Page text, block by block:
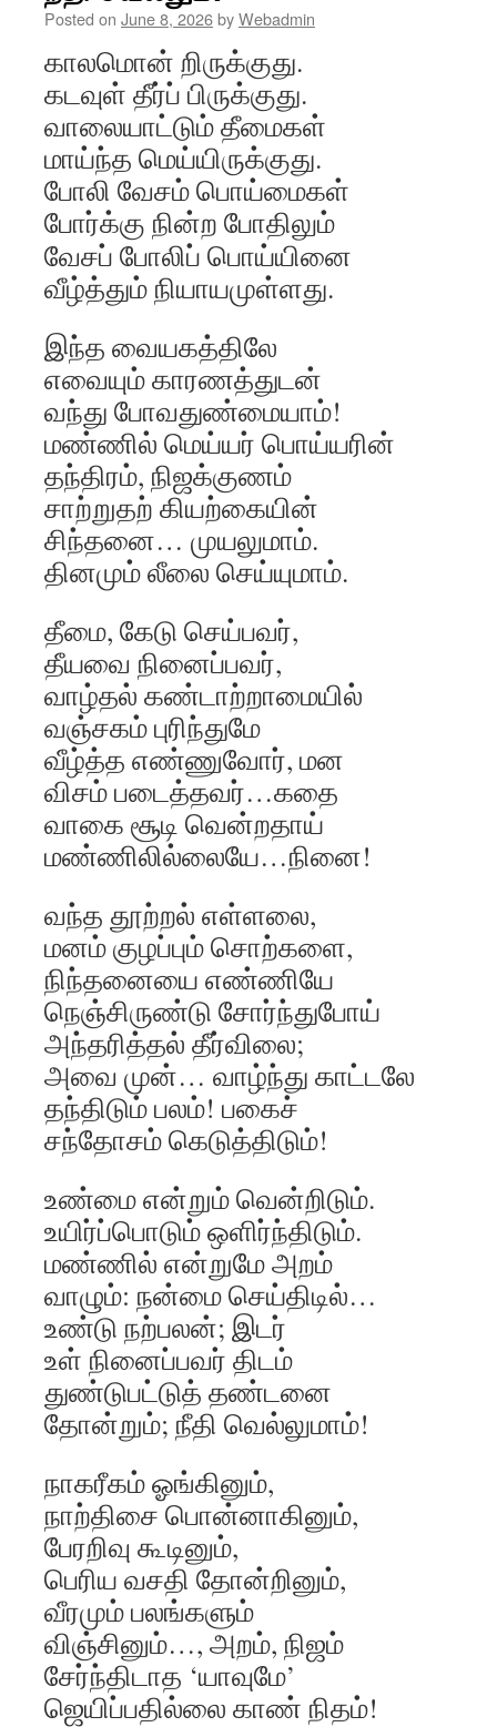
Posted on June 8, 2026byWebadmin
காலமொன் றிருக்குது.
கடவுள் தீர்ப் பிருக்குது.
வாலையாட்டும் தீமைகள்
மாய்ந்த மெய்யிருக்குது.
போலி வேசம் பொய்மைகள்
போர்க்கு நின்ற போதிலும்
வேசப் போலிப் பொய்யினை
வீழ்த்தும் நியாயமுள்ளது.
இந்த வையகத்திலே
எவையும் காரணத்துடன்
வந்து போவதுண்மையாம்!
மண்ணில் மெய்யர் பொய்யரின்
தந்திரம், நிஜக்குணம்
சாற்றுதற் கியற்கையின்
சிந்தனை… முயலுமாம்.
தினமும் லீலை செய்யுமாம்.
தீமை, கேடு செய்பவர்,
தீயவை நினைப்பவர்,
வாழ்தல் கண்டாற்றாமையில்
வஞ்சகம் புரிந்துமே
வீழ்த்த எண்ணுவோர், மன
விசம் படைத்தவர்…கதை
வாகை சூடி வென்றதாய்
மண்ணிலில்லையே…நினை!
வந்த தூற்றல் எள்ளலை,
மனம் குழப்பும் சொற்களை,
நிந்தனையை எண்ணியே
நெஞ்சிருண்டு சோர்ந்துபோய்
அந்தரித்தல் தீர்விலை;
அவை முன்… வாழ்ந்து காட்டலே
தந்திடும் பலம்! பகைச்
சந்தோசம் கெடுத்திடும்!
உண்மை என்றும் வென்றிடும்.
உயிர்ப்பொடும் ஒளிர்ந்திடும்.
மண்ணில் என்றுமே அறம்
வாழும்: நன்மை செய்திடில்…
உண்டு நற்பலன்; இடர்
உள் நினைப்பவர் திடம்
துண்டுபட்டுத் தண்டனை
தோன்றும்; நீதி வெல்லுமாம்!
நாகரீகம் ஓங்கினும்,
நாற்திசை பொன்னாகினும்,
பேரறிவு கூடினும்,
பெரிய வசதி தோன்றினும்,
வீரமும் பலங்களும்
விஞ்சினும்…, அறம், நிஜம்
சேர்ந்திடாத ‘யாவுமே’
ஜெயிப்பதில்லை காண் நிதம்!